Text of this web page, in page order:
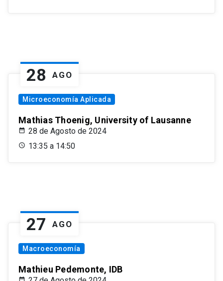
28 AGO
Microeconomía Aplicada
Mathias Thoenig, University of Lausanne
28 de Agosto de 2024
13:35 a 14:50
27 AGO
Macroeconomía
Mathieu Pedemonte, IDB